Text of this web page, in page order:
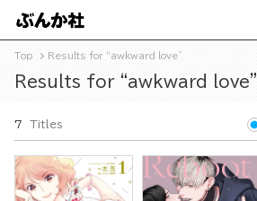
Top Results for “awkward love”
Results for “awkward love”
Titles
7